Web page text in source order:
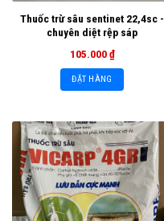
Thuốc trừ sâu sentinet 22,4sc -
chuyên diệt rệp sáp
105.000₫
ĐẶT HÀNG